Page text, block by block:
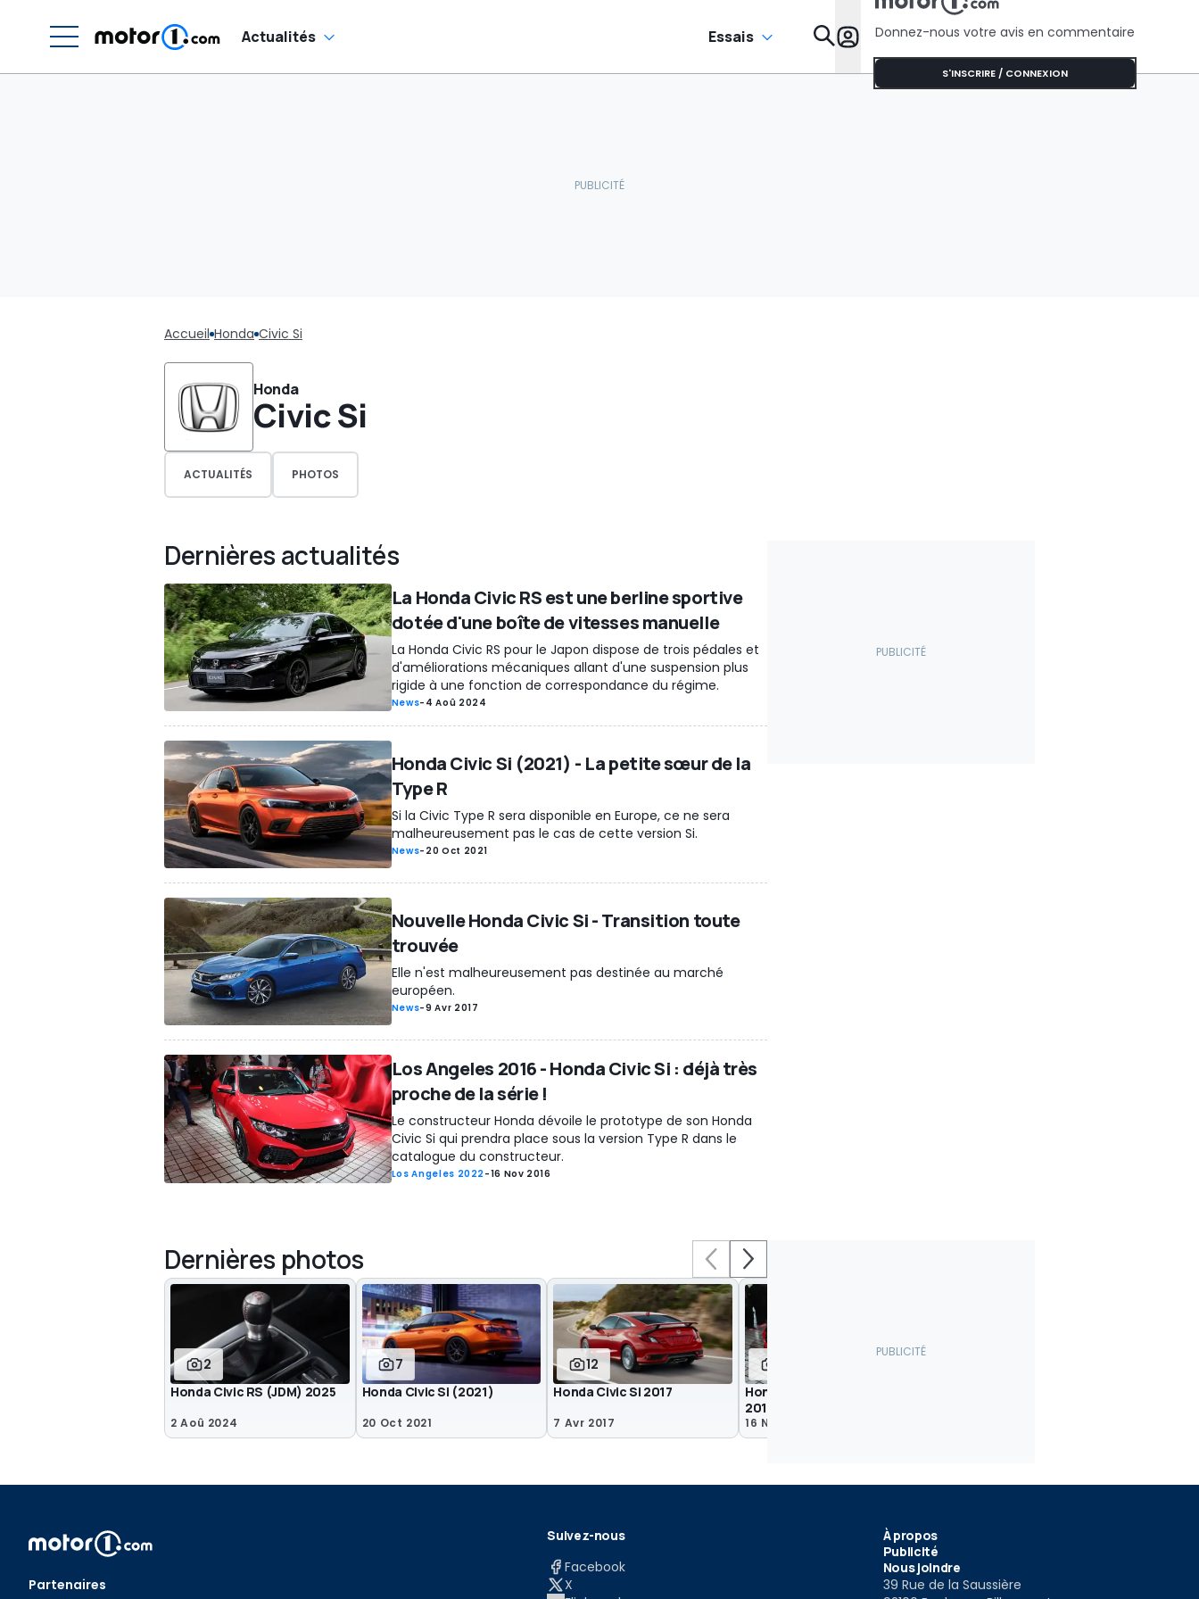
Actualités Essais Donnez-nous votre avis en commentaire
S'INSCRIRE / CONNEXION
Accueil Honda Civic Si
Honda
Civic Si
ACTUALITÉS PHOTOS
Dernières actualités
La Honda Civic RS est une berline sportive
dotée d'une boîte de vitesses manuelle
La Honda Civic RS pour le Japon dispose de trois pédales et
d'améliorations mécaniques allant d'une suspension plus
rigide à une fonction de correspondance du régime.
News- 4 Aoû 2024
Honda Civic Si (2021) - La petite sœur de la
Type R
Si la Civic Type R sera disponible en Europe, ce ne sera
malheureusement pas le cas de cette version Si.
News- 20 Oct 2021
Nouvelle Honda Civic Si - Transition toute
trouvée
Elle n'est malheureusement pas destinée au marché
européen.
News-9 Avr 2017
Los Angeles 2016 - Honda Civic Si : déjà très
proche de la série !
Le constructeur Honda dévoile le prototype de son Honda
Civic Si qui prendra place sous la version Type R dans le
catalogue du constructeur.
Los Angeles 2022-16 Nov 2016
Dernières photos
2
Honda Civic RS (JDM) 2025
2 Aoû 2024
7
Honda Civic Si (2021)
20 Oct 2021
12
Honda Civic Si 2017
7 Avr 2017
Honda Civic Si Prototype: LA
2016
16 Nov 2016
Partenaires
Suivez-nous
Facebook
X
À propos
Publicité
Nous joindre
39 Rue de la Saussière